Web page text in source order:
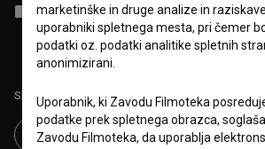
Sprejemamsplošne pogojein dajemsoglasje
obdelavo osebnih podatkov.
Sledite nam na:
marketinške in druge analize in
uporabniki spletnega mesta, pri čemer
podatki oz. podatki analitike spletnih
anonimizirani.
Uporabnik, ki Zavodu Filmoteka
podatke prek spletnega obrazca,
Zavodu Filmoteka, da uporablja